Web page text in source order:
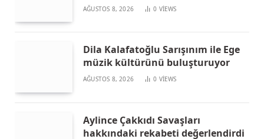
AĞUSTOS 8, 2026 0 VIEWS
Dila Kalafatoğlu Sarışınım ile Ege
müzik kültürünü buluşturuyor
AĞUSTOS 8, 2026 0 VIEWS
Aylince Çakkıdı Savaşları
hakkındaki rekabeti değerlendirdi